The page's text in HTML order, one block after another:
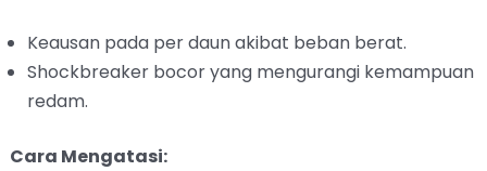
Keausan pada per daun akibat beban berat.
Shockbreaker bocor yang mengurangi kemampuan
redam.
Cara Mengatasi: